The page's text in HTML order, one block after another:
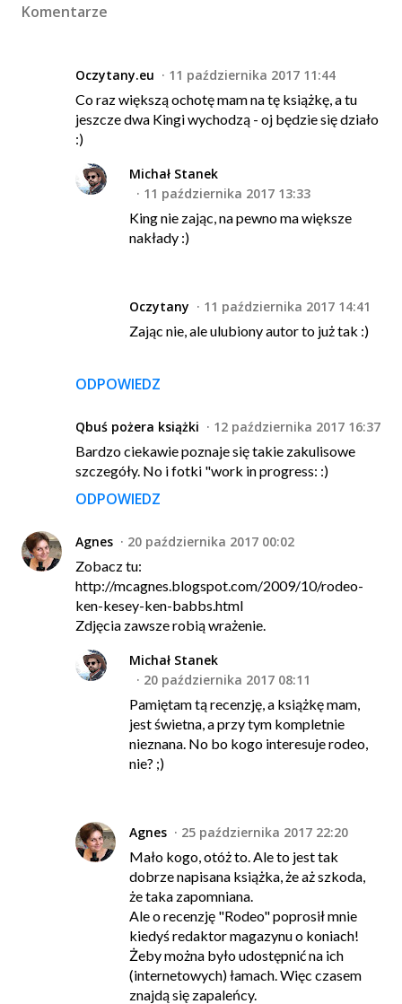
Komentarze
Oczytany.eu
11 października 2017 11:44
Co raz większą ochotę mam na tę książkę, a tu
jeszcze dwa Kingi wychodzą - oj będzie się działo
:)
ODPOWIEDZ
Michał Stanek
11 października 2017 13:33
King nie zając, na pewno ma większe
nakłady :)
Oczytany
11 października 2017 14:41
Zając nie, ale ulubiony autor to już tak :)
Qbuś pożera książki
12 października 2017 16:37
Bardzo ciekawie poznaje się takie zakulisowe
szczegóły. No i fotki "work in progress: :)
ODPOWIEDZ
Agnes
20 października 2017 00:02
Zobacz tu:
http://mcagnes.blogspot.com/2009/10/rodeo-
ken-kesey-ken-babbs.html
Zdjęcia zawsze robią wrażenie.
Michał Stanek
20 października 2017 08:11
Pamiętam tą recenzję, a książkę mam,
jest świetna, a przy tym kompletnie
nieznana. No bo kogo interesuje rodeo,
nie? ;)
Agnes
25 października 2017 22:20
Mało kogo, otóż to. Ale to jest tak
dobrze napisana książka, że aż szkoda,
że taka zapomniana.
Ale o recenzję "Rodeo" poprosił mnie
kiedyś redaktor magazynu o koniach!
Żeby można było udostępnić na ich
(internetowych) łamach. Więc czasem
znajdą się zapaleńcy.